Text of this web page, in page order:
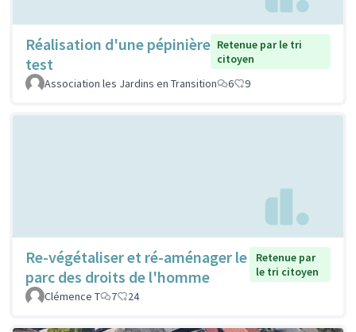
Réalisation d'une pépinière
test
Retenue par le tri
citoyen
Association les Jardins en Transition
6 9
Re-végétaliser et ré-aménager le
parc des droits de l'homme
Retenue par
le tri citoyen
Clémence T
7 24